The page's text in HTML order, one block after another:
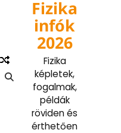
content
Fizika
infók
2026
Fizika
képletek,
fogalmak,
példák
röviden és
érthetően